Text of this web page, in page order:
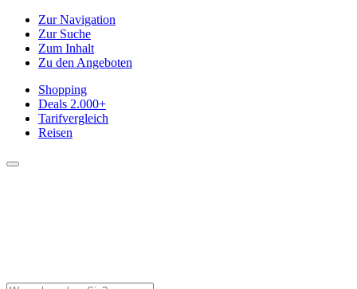
Zur Navigation
Zur Suche
Zum Inhalt
Zu den Angeboten
Shopping
Deals 2.000+
Tarifvergleich
Reisen